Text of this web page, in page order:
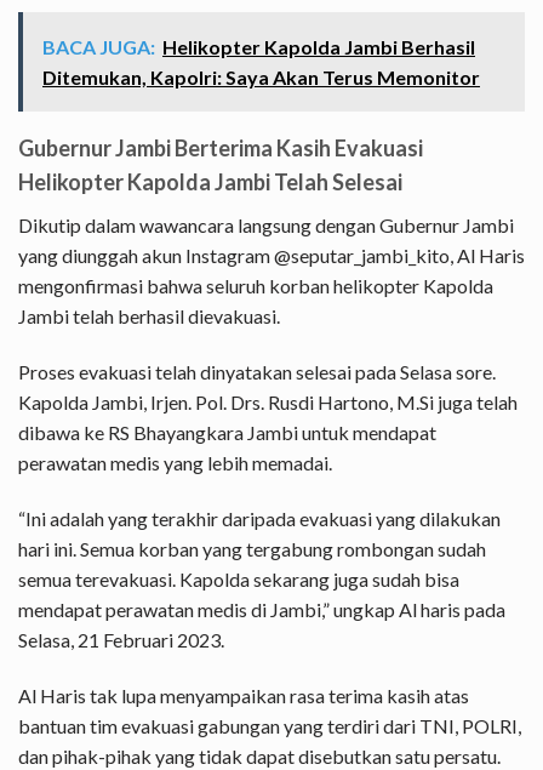
BACA JUGA: Helikopter Kapolda Jambi Berhasil
Ditemukan, Kapolri: Saya Akan Terus Memonitor
Gubernur Jambi Berterima Kasih Evakuasi
Helikopter Kapolda Jambi Telah Selesai
Dikutip dalam wawancara langsung dengan Gubernur Jambi
yang diunggah akun Instagram @seputar_jambi_kito, Al Haris
mengonfirmasi bahwa seluruh korban helikopter Kapolda
Jambi telah berhasil dievakuasi.
Proses evakuasi telah dinyatakan selesai pada Selasa sore.
Kapolda Jambi, Irjen. Pol. Drs. Rusdi Hartono, M.Si juga telah
dibawa ke RS Bhayangkara Jambi untuk mendapat
perawatan medis yang lebih memadai.
“Ini adalah yang terakhir daripada evakuasi yang dilakukan
hari ini. Semua korban yang tergabung rombongan sudah
semua terevakuasi. Kapolda sekarang juga sudah bisa
mendapat perawatan medis di Jambi,” ungkap Al haris pada
Selasa, 21 Februari 2023.
Al Haris tak lupa menyampaikan rasa terima kasih atas
bantuan tim evakuasi gabungan yang terdiri dari TNI, POLRI,
dan pihak-pihak yang tidak dapat disebutkan satu persatu.